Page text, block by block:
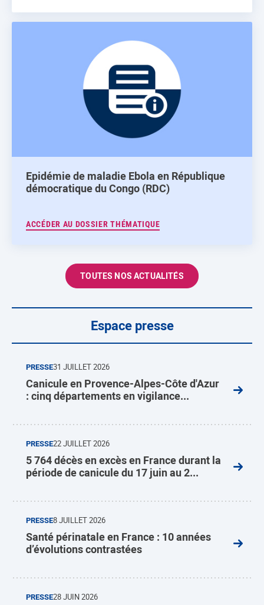
Epidémie de maladie Ebola en République
démocratique du Congo (RDC)
ACCÉDER AU DOSSIER THÉMATIQUE
TOUTES NOS ACTUALITÉS
Espace presse
PRESSE31 JUILLET 2026
Canicule en Provence-Alpes-Côte d'Azur
: cinq départements en vigilance...
PRESSE22 JUILLET 2026
5 764 décès en excès en France durant la
période de canicule du 17 juin au 2...
PRESSE8 JUILLET 2026
Santé périnatale en France : 10 années
d’évolutions contrastées
PRESSE28 JUIN 2026